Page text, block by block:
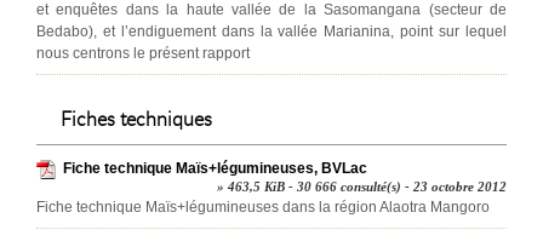
et enquêtes dans la haute vallée de la Sasomangana (secteur de
Bedabo), et l’endiguement dans la vallée Marianina, point sur lequel
nous centrons le présent rapport
Fiches techniques
Fiche technique Maïs+légumineuses, BVLac
» 463,5 KiB - 30 666 consulté(s) - 23 octobre 2012
Fiche technique Maïs+légumineuses dans la région Alaotra Mangoro